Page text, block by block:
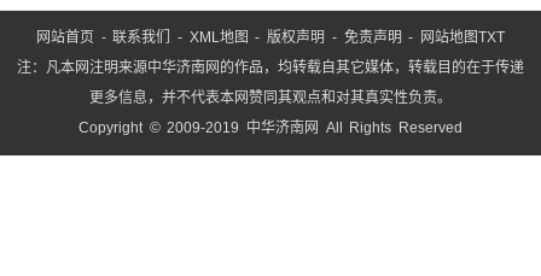
网站首页 -联系我们 - XML地图 -版权声明 - 免责声明 - 网站地图TXT
注：凡本网注明来源中华济南网的作品，均转载自其它媒体，转载目的在于传递
更多信息，并不代表本网赞同其观点和对其真实性负责。
Copyright © 2009-2019 中华济南网 All Rights Reserved